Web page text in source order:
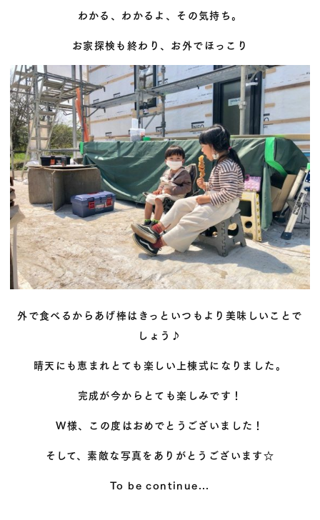
わかる、わかるよ、その気持ち。
お家探検も終わり、お外でほっこり
外で食べるからあげ棒はきっといつもより美味しいことで
しょう♪
晴天にも恵まれとても楽しい上棟式になりました。
完成が今からとても楽しみです！
W様、この度はおめでとうございました！
そして、素敵な写真をありがとうございます☆
To be continue...